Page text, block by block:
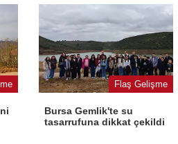
Flaş Gelişme
Bursa Gemlik'te su
tasarrufuna dikkat çekildi